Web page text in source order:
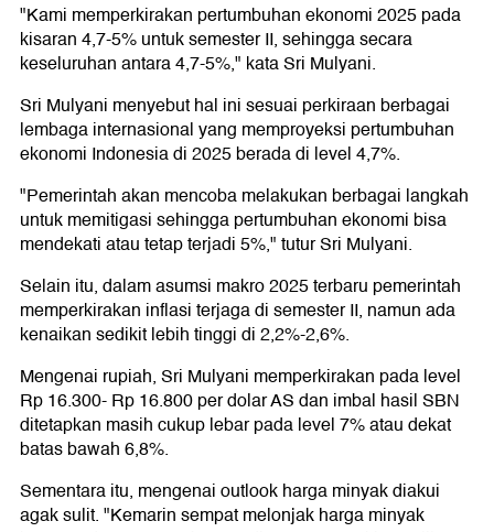
"Kami memperkirakan pertumbuhan ekonomi 2025 pada
kisaran 4,7-5% untuk semester II, sehingga secara
keseluruhan antara 4,7-5%," kata Sri Mulyani.
Sri Mulyani menyebut hal ini sesuai perkiraan berbagai
lembaga internasional yang memproyeksi pertumbuhan
ekonomi Indonesia di 2025 berada di level 4,7%.
"Pemerintah akan mencoba melakukan berbagai langkah
untuk memitigasi sehingga pertumbuhan ekonomi bisa
mendekati atau tetap terjadi 5%," tutur Sri Mulyani.
Selain itu, dalam asumsi makro 2025 terbaru pemerintah
memperkirakan inflasi terjaga di semester II, namun ada
kenaikan sedikit lebih tinggi di 2,2%-2,6%.
Mengenai rupiah, Sri Mulyani memperkirakan pada level
Rp 16.300- Rp 16.800 per dolar AS dan imbal hasil SBN
ditetapkan masih cukup lebar pada level 7% atau dekat
batas bawah 6,8%.
Sementara itu, mengenai outlook harga minyak diakui
agak sulit. "Kemarin sempat melonjak harga minyak